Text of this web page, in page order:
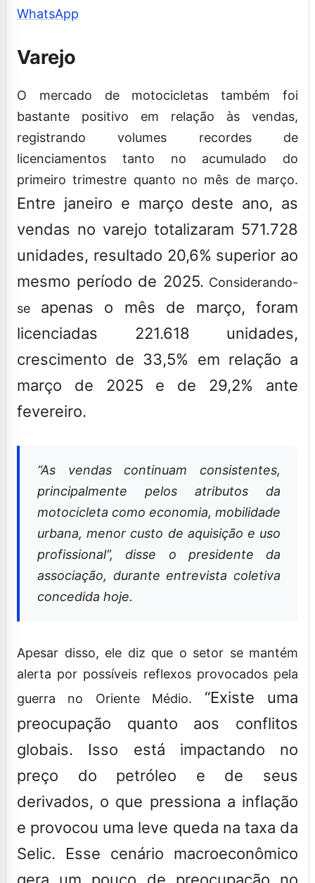
WhatsApp
Varejo
O mercado de motocicletas também foi
bastante positivo em relação às vendas,
registrando volumes recordes de
licenciamentos tanto no acumulado do
primeiro trimestre quanto no mês de março.
Entre janeiro e março deste ano, as
vendas no varejo totalizaram 571.728
unidades, resultado 20,6% superior ao
mesmo período de 2025. Considerando-
se apenas o mês de março, foram
licenciadas 221.618 unidades,
crescimento de 33,5% em relação a
março de 2025 e de 29,2% ante
fevereiro.
“As vendas continuam consistentes,
principalmente pelos atributos da
motocicleta como economia, mobilidade
urbana, menor custo de aquisição e uso
profissional”, disse o presidente da
associação, durante entrevista coletiva
concedida hoje.
Apesar disso, ele diz que o setor se mantém
alerta por possíveis reflexos provocados pela
guerra no Oriente Médio. “Existe uma
preocupação quanto aos conflitos
globais. Isso está impactando no
preço do petróleo e de seus
derivados, o que pressiona a inflação
e provocou uma leve queda na taxa da
Selic. Esse cenário macroeconômico